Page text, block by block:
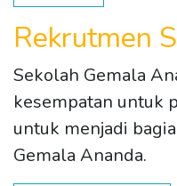
Rekrutmen
Sekolah Gemala
kesempatan untuk
untuk menjadi
Gemala Ananda.